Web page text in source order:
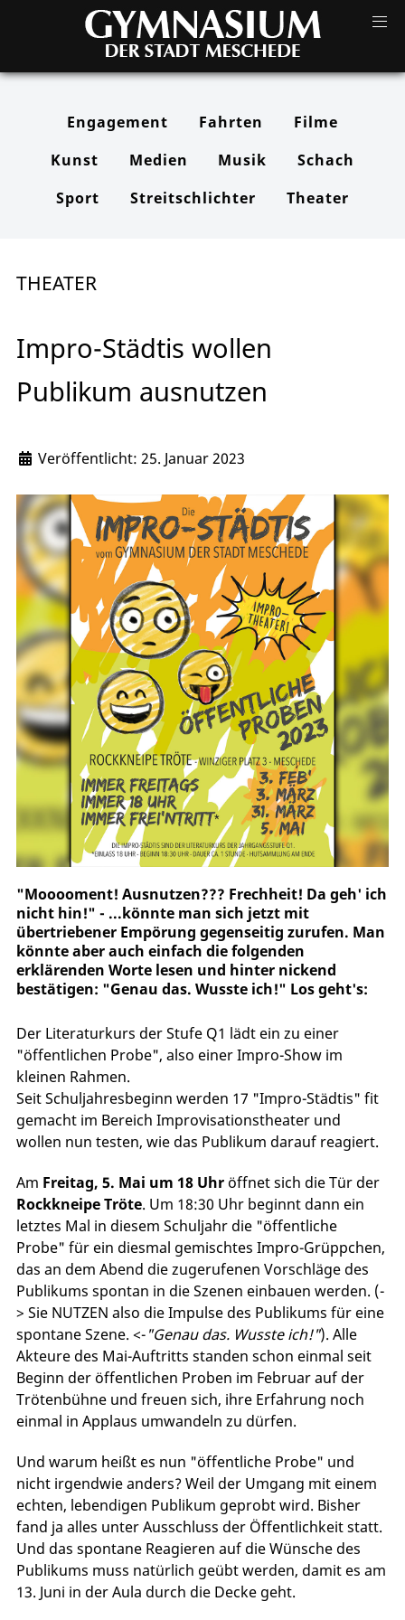
Engagement Fahrten
Filme
Kunst
Medien Musik
Schach
Sport
Streitschlichter Theater
THEATER
Impro-Städtis wollen
Publikum ausnutzen
Veröffentlicht: 25. Januar 2023
"Mooooment! Ausnutzen??? Frechheit! Da geh' ich
nicht hin!" - ...könnte man sich jetzt mit
übertriebener Empörung gegenseitig zurufen. Man
könnte aber auch einfach die folgenden
erklärenden Worte lesen und hinter nickend
bestätigen: "Genau das. Wusste ich!" Los geht's:
Der Literaturkurs der Stufe Q1 lädt ein zu einer
"öffentlichen Probe", also einer Impro-Show im
kleinen Rahmen.
Seit Schuljahresbeginn werden 17 "Impro-Städtis" fit
gemacht im Bereich Improvisationstheater und
wollen nun testen, wie das Publikum darauf reagiert.
Am Freitag, 5. Mai um 18 Uhr öffnet sich die Tür der
Rockkneipe Tröte. Um 18:30 Uhr beginnt dann ein
letztes Mal in diesem Schuljahr die "öffentliche
Probe" für ein diesmal gemischtes Impro-Grüppchen,
das an dem Abend die zugerufenen Vorschläge des
Publikums spontan in die Szenen einbauen werden. (-
> Sie NUTZEN also die Impulse des Publikums für eine
spontane Szene. <-"Genau das. Wusste ich!"). Alle
Akteure des Mai-Auftritts standen schon einmal seit
Beginn der öffentlichen Proben im Februar auf der
Trötenbühne und freuen sich, ihre Erfahrung noch
einmal in Applaus umwandeln zu dürfen.
Und warum heißt es nun "öffentliche Probe" und
nicht irgendwie anders? Weil der Umgang mit einem
echten, lebendigen Publikum geprobt wird. Bisher
fand ja alles unter Ausschluss der Öffentlichkeit statt.
Und das spontane Reagieren auf die Wünsche des
Publikums muss natürlich geübt werden, damit es am
13. Juni in der Aula durch die Decke geht.